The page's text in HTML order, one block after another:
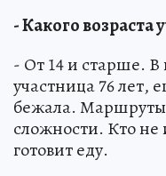
- Какого возраста
- От 14 и старше.
участница 76 лет,
бежала. Маршруты
сложности. Кто не
готовит еду.